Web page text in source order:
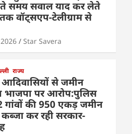
समय सवाल याद कर लेते
तक वॉट्सएप-टेलीग्राम से
Star Savera
राज्य
आदिवासियों से जमीन
भाजपा पर आरोप:पुलिस
की 950 एकड़ जमीन
कर रही सरकार-